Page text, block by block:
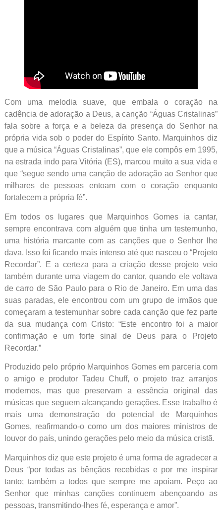
Com uma melodia suave, que embala o coração na
cadência de adoração a Deus, a canção “Águas Cristalinas”
fala sobre a força e a beleza da presença do Senhor na
própria vida sob o poder do Espírito Santo. Marquinhos diz
que a música “Águas Cristalinas”, que ele compôs em 1995,
na estrada indo para Vitória (ES), marcou muito a sua vida e
que “segue sendo uma canção de adoração ao Senhor que
milhares de pessoas entoam com o coração enquanto
fortalecem a própria fé”.
Em todos os lugares que Marquinhos Gomes ia cantar,
sempre encontrava com alguém que tinha um testemunho,
uma história marcante com as canções que o Senhor lhe
dava. Isso foi ficando mais intenso até que nasceu o “Projeto
Recordar”. E a certeza para a criação desse projeto veio
também durante uma viagem do cantor, quando ele voltava
de carro de São Paulo para o Rio de Janeiro. Em uma das
suas paradas, ele encontrou com um grupo de irmãos que
começaram a testemunhar sobre cada canção que fez parte
da sua mudança com Cristo: “Este encontro foi a maior
confirmação e um forte sinal de Deus para o Projeto
Recordar.”
Produzido pelo próprio Marquinhos Gomes em parceria com
o amigo e produtor Tadeu Chuff, o projeto traz arranjos
modernos, mas que preservam a essência original das
músicas que seguem alcançando gerações. Esse trabalho é
mais uma demonstração do potencial de Marquinhos
Gomes, reafirmando-o como um dos maiores ministros de
louvor do país, unindo gerações pelo meio da música cristã.
Marquinhos diz que este projeto é uma forma de agradecer a
Deus “por todas as bênçãos recebidas e por me inspirar
tanto; também a todos que sempre me apoiam. Peço ao
Senhor que minhas canções continuem abençoando as
pessoas, transmitindo-lhes fé, esperança e amor”.